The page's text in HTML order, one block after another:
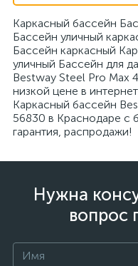
Каркасный бассейн
Бассейн уличный
Бассейн каркасный
уличный Бассейн для
Bestway Steel Pro Max
низкой цене в
Каркасный бассейн
56830 в Краснодаре с
гарантия, распродажи!
Нужна
вопрос